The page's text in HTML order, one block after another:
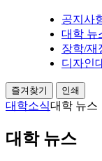
공지사
대학 뉴
장학/재
디자인
즐겨찾기 인쇄
대학소식대학 뉴스
대학 뉴스